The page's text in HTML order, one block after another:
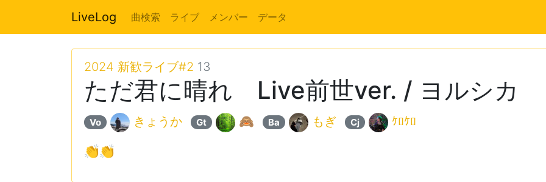
LiveLog 曲検索 ライブ メンバー データ
2024 新歓ライブ#2 13
ただ君に晴れ Live前世ver. / ヨルシカ
Vo きょうか Gt 🙈 Ba もぎ Cj ｹﾛｹﾛ
👏👏